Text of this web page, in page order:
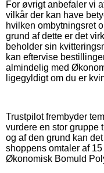
For øvrigt anbefaler vi
vilkår der kan have
hvilken ombytningsret
grund af dette er det
beholder sin
kan eftervise
almindelig med
ligegyldigt om du er
Trustpilot frembyder
vurdere en stor gruppe
og af den grund kan
shoppens omtaler af
Økonomisk Bomuld